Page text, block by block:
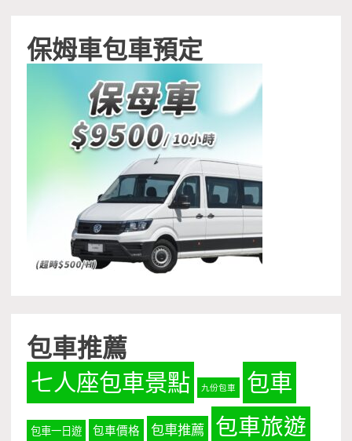
保姆車包車預定
包車推薦
七人座包車景點 九份包車 包車
包車一日遊 包車價格 包車推薦 包車旅遊